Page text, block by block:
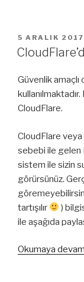
YAYIM
TARIHI
5 ARALIK 2017
Güvenlik
CloudFlare.
CloudFlare veya
sebebi ile gelen
sistem ile sizin
görürsünüz.
tartışılır
)
ile aşağıda
Okumaya